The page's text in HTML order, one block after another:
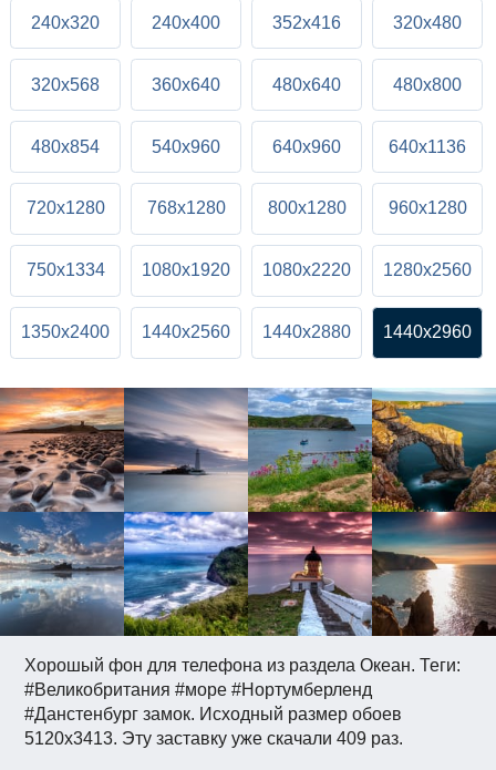
Хорошый фон для телефона из раздела Океан. Теги:
#Великобритания #море #Нортумберленд
#Данстенбург замок. Исходный размер обоев
5120x3413. Эту заставку уже скачали 409 раз.
240x320 240x400 352x416 320x480
320x568 360x640 480x640 480x800
480x854 540x960 640x960 640x1136
720x1280 768x1280 800x1280 960x1280
750x1334 1080x1920 1080x2220 1280x2560
1350x2400 1440x2560 1440x2880 1440x2960